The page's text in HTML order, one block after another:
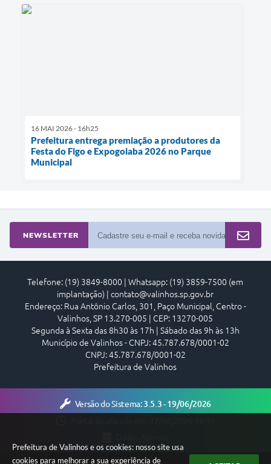
Prefeitura de Valinhos e os cookies: nosso site usa
cookies para melhorar a sua experiência de
16 MAI 2026 - 16h25
Prefeitura entrega premiação a produtores da
Festa do Figo e Expogoiaba 2026 no Parque
Municipal
NEWSLETTER
Telefone: (19) 3849-8000 | Whatsapp: (19) 3859-7500 (em
implantação) | contato@valinhos.sp.gov.br
Endereço: Rua Antônio Carlos, 301, Paço Municipal, Centro -
Valinhos, SP 13.270-005 | CEP: 13270-005
Segunda à Sexta das 8h30 às 17h | Sábado das 9h às 13h
Município de Valinhos - CNPJ: 45.787.678/0001-02
CNPJ: 45.787.678/0001-02
Prefeitura de Valinhos
Versão do Sistema:3.5.3 - 19/06/2026